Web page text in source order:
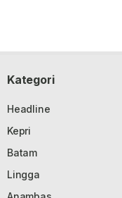
Kategori
Headline
Kepri
Batam
Lingga